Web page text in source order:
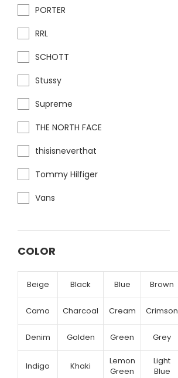
PORTER
RRL
SCHOTT
Stussy
Supreme
THE NORTH FACE
thisisneverthat
Tommy Hilfiger
Vans
COLOR
Beige Black Blue Brown
Camo Charcoal Cream Crimson
Denim Golden Green Grey
Indigo Khaki
Lemon
Green
Light
Blue